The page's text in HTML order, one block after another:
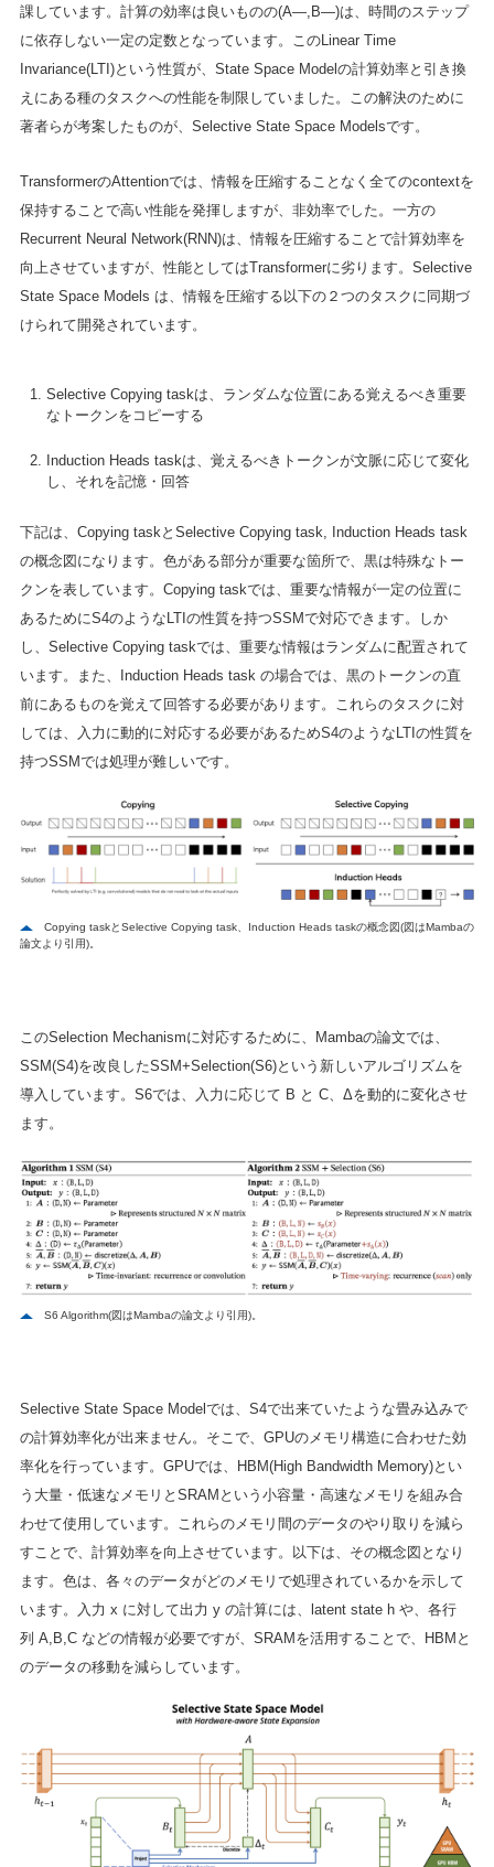
課しています。計算の効率は良いものの(A―,B―)は、時間のステップ
に依存しない一定の定数となっています。このLinear Time
Invariance(LTI)という性質が、State Space Modelの計算効率と引き換
えにある種のタスクへの性能を制限していました。この解決のために
著者らが考案したものが、Selective State Space Modelsです。
TransformerのAttentionでは、情報を圧縮することなく全てのcontextを
保持することで高い性能を発揮しますが、非効率でした。一方の
Recurrent Neural Network(RNN)は、情報を圧縮することで計算効率を
向上させていますが、性能としてはTransformerに劣ります。Selective
State Space Models は、情報を圧縮する以下の２つのタスクに同期づ
けられて開発されています。
Selective Copying taskは、ランダムな位置にある覚えるべき重要
なトークンをコピーする
Induction Heads taskは、覚えるべきトークンが文脈に応じて変化
し、それを記憶・回答
下記は、Copying taskとSelective Copying task, Induction Heads task
の概念図になります。色がある部分が重要な箇所で、黒は特殊なトー
クンを表しています。Copying taskでは、重要な情報が一定の位置に
あるためにS4のようなLTIの性質を持つSSMで対応できます。しか
し、Selective Copying taskでは、重要な情報はランダムに配置されて
います。また、Induction Heads task の場合では、黒のトークンの直
前にあるものを覚えて回答する必要があります。これらのタスクに対
しては、入力に動的に対応する必要があるためS4のようなLTIの性質を
持つSSMでは処理が難しいです。
Copying taskとSelective Copying task、Induction Heads taskの概念図(図はMambaの
論文より引用)。
このSelection Mechanismに対応するために、Mambaの論文では、
SSM(S4)を改良したSSM+Selection(S6)という新しいアルゴリズムを
導入しています。S6では、入力に応じて B と C、Δを動的に変化させ
ます。
S6 Algorithm(図はMambaの論文より引用)。
Selective State Space Modelでは、S4で出来ていたような畳み込みで
の計算効率化が出来ません。そこで、GPUのメモリ構造に合わせた効
率化を行っています。GPUでは、HBM(High Bandwidth Memory)とい
う大量・低速なメモリとSRAMという小容量・高速なメモリを組み合
わせて使用しています。これらのメモリ間のデータのやり取りを減ら
すことで、計算効率を向上させています。以下は、その概念図となり
ます。色は、各々のデータがどのメモリで処理されているかを示して
います。入力 x に対して出力 y の計算には、latent state h や、各行
列 A,B,C などの情報が必要ですが、SRAMを活用することで、HBMと
のデータの移動を減らしています。